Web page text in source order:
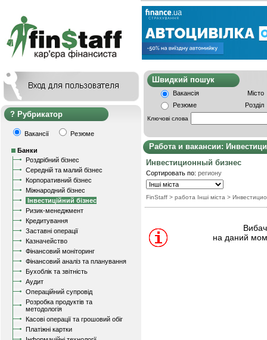
Рубрикатор
Вакансії Резюме
Банки
Роздрібний бізнес
Середній та малий бізнес
Корпоративний бізнес
Міжнародний бізнес
Інвестиційний бізнес
Ризик-менеджмент
Кредитування
Заставні операції
Казначейство
Фінансовий моніторинг
Фінансовий аналіз та планування
Бухоблік та звітність
Аудит
Операційний супровід
Розробка продуктів та
методологія
Касові операції та грошовий обіг
Платіжні картки
Швидкий
Вакансія
Місто
Резюме
Розділ
Ключові слова
Работа и вакансии:
Инвестиционный бизнес
Сортировать по: региону
FinStaff > работа Інші міста >
на даний